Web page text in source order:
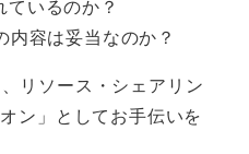
いるのか？
容は妥当なのか？
リソース・シェアリン
ン」としてお手伝いを